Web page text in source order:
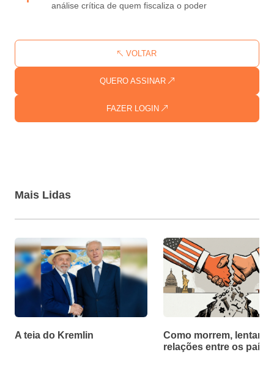
análise crítica de quem fiscaliza o poder
FAZER LOGIN
QUERO ASSINAR
VOLTAR
Mais Lidas
A teia do Kremlin
Como morrem,
relações entre os